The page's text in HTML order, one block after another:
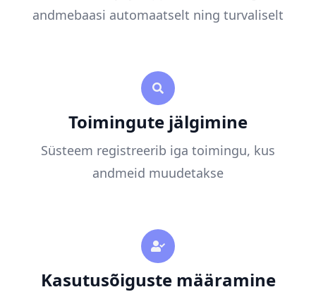
andmebaasi automaatselt ning turvaliselt
Toimingute jälgimine
Süsteem registreerib iga toimingu, kus
andmeid muudetakse
Kasutusõiguste määramine